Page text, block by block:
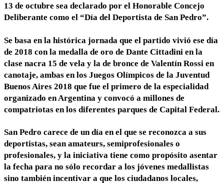
13 de octubre sea declarado por el Honorable Concejo
Deliberante como el “Día del Deportista de San Pedro”.
Se basa en la histórica jornada que el partido vivió ese día
de 2018 con la medalla de oro de Dante Cittadini en la
clase nacra 15 de vela y la de bronce de Valentín Rossi en
canotaje, ambas en los Juegos Olímpicos de la Juventud
Buenos Aires 2018 que fue el primero de la especialidad
organizado en Argentina y convocó a millones de
compatriotas en los diferentes parques de Capital Federal.
San Pedro carece de un día en el que se reconozca a sus
deportistas, sean amateurs, semiprofesionales o
profesionales, y la iniciativa tiene como propósito asentar
la fecha para no sólo recordar a los jóvenes medallistas
sino también incentivar a que los ciudadanos locales,